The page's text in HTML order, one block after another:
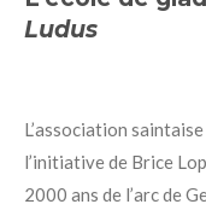
Ludus
L’association saintaise
l’initiative de Brice
2000 ans de l’arc de